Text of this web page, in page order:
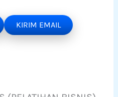
KIRIM EMAIL